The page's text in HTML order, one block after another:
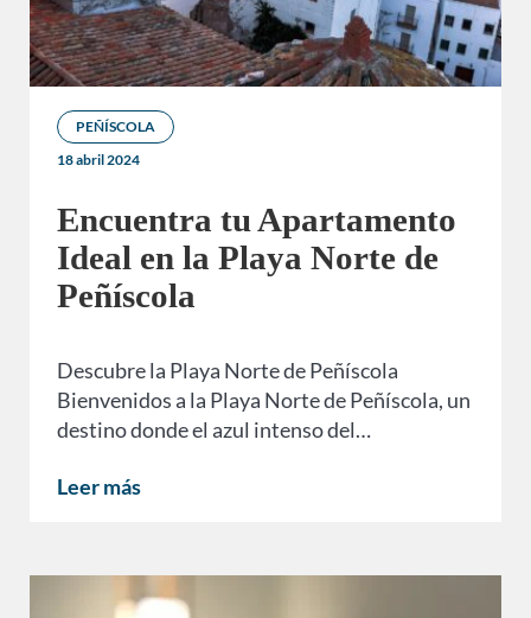
PEÑÍSCOLA
18 abril 2024
Encuentra tu Apartamento
Ideal en la Playa Norte de
Peñíscola
Descubre la Playa Norte de Peñíscola
Bienvenidos a la Playa Norte de Peñíscola, un
destino donde el azul intenso del…
Leer más